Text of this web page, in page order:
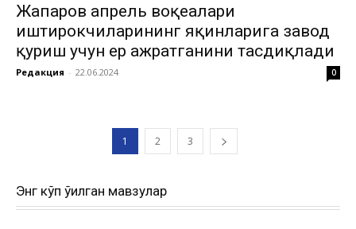
Жапаров апрель воқеалари
иштирокчиларининг яқинларига завод
қуриш учун ер ажратганини тасдиқлади
Редакция - 22.06.2024 0
1 2 3
Энг кўп ўқилган мавзулар